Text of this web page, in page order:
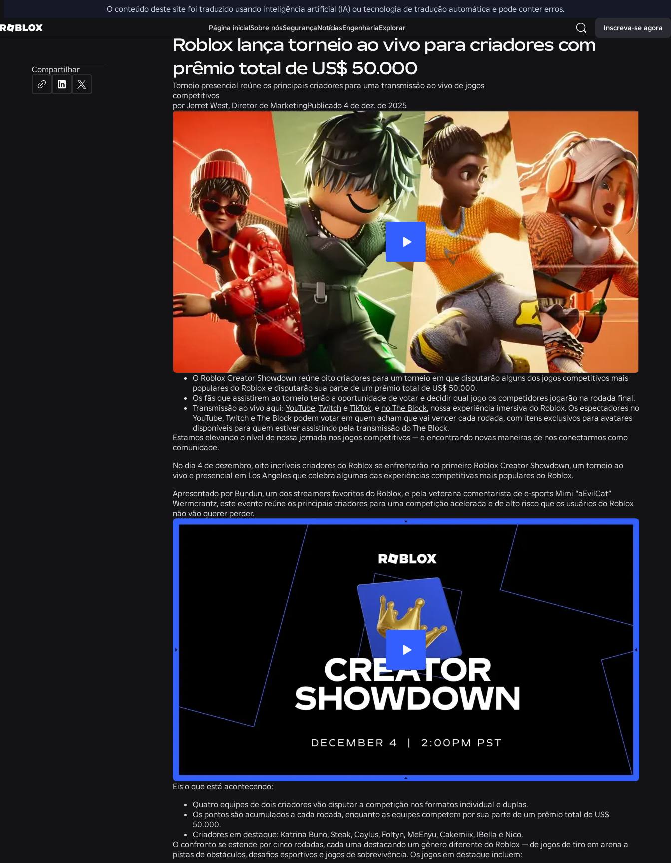
O conteúdo deste site foi traduzido usando inteligência artificial (IA) ou tecnologia de tradução automática e pode conter erros.
Página inicialSobre nósSegurançaNotíciasEngenhariaExplorar Inscreva-se agora
Compartilhar
Notícias Comunidade
Roblox lança torneio ao vivo para criadores com
prêmio total de US$ 50.000
Torneio presencial reúne os principais criadores para uma transmissão ao vivo de jogos
competitivos
por Jerret West, Diretor de MarketingPublicado 4 de dez. de 2025
O Roblox Creator Showdown reúne oito criadores para um torneio em que disputarão alguns dos jogos competitivos mais
populares do Roblox e disputarão sua parte de um prêmio total de US$ 50.000.
Os fãs que assistirem ao torneio terão a oportunidade de votar e decidir qual jogo os competidores jogarão na rodada final.
Transmissão ao vivo aqui: YouTube, Twitch e TikTok, e no The Block, nossa experiência imersiva do Roblox. Os espectadores no
YouTube, Twitch e The Block podem votar em quem acham que vai vencer cada rodada, com itens exclusivos para avatares
disponíveis para quem estiver assistindo pela transmissão do The Block.
Estamos elevando o nível de nossa jornada nos jogos competitivos — e encontrando novas maneiras de nos conectarmos como
comunidade.
No dia 4 de dezembro, oito incríveis criadores do Roblox se enfrentarão no primeiro Roblox Creator Showdown, um torneio ao
vivo e presencial em Los Angeles que celebra algumas das experiências competitivas mais populares do Roblox.
Apresentado por Bundun, um dos streamers favoritos do Roblox, e pela veterana comentarista de e-sports Mimi “aEvilCat”
Wermcrantz, este evento reúne os principais criadores para uma competição acelerada e de alto risco que os usuários do Roblox
não vão querer perder.
Eis o que está acontecendo:
Quatro equipes de dois criadores vão disputar a competição nos formatos individual e duplas.
Os pontos são acumulados a cada rodada, enquanto as equipes competem por sua parte de um prêmio total de US$
50.000.
Criadores em destaque: Katrina Buno, Steak, Caylus, Foltyn, MeEnyu, Cakemiix, IBella e Nico.
O confronto se estende por cinco rodadas, cada uma destacando um gênero diferente do Roblox — de jogos de tiro em arena a
pistas de obstáculos, desafios esportivos e jogos de sobrevivência. Os jogos em destaque incluem: